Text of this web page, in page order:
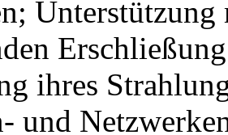
ihres
und